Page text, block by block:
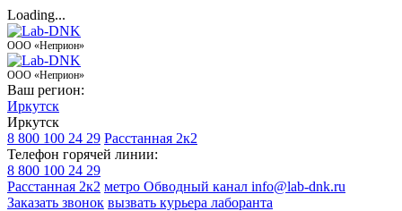
Loading...
ООО «Неприон»
ООО «Неприон»
Ваш регион:
Иркутск
Иркутск
8 800 100 24 29 Расстанная 2к2
Телефон горячей линии:
8 800 100 24 29
Расстанная 2к2 метро Обводный канал info@lab-dnk.ru
Заказать звонок вызвать курьера лаборанта